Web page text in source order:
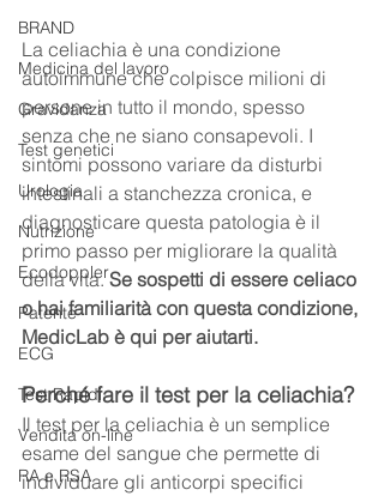
BRAND
Medicina del lavoro
Gravidanza
Test genetici
Urologia
Nutrizione
Ecodoppler
Patente
ECG
Test Rapidi
Vendita on-line
RA e RSA
La celiachia è una condizione
autoimmune che colpisce milioni di
persone in tutto il mondo, spesso
senza che ne siano consapevoli. I
sintomi possono variare da disturbi
intestinali a stanchezza cronica, e
diagnosticare questa patologia è il
primo passo per migliorare la qualità
della vita. Se sospetti di essere celiaco
o hai familiarità con questa condizione,
MedicLab è qui per aiutarti.
Perché fare il test per la celiachia?
Il test per la celiachia è un semplice
esame del sangue che permette di
individuare gli anticorpi specifici